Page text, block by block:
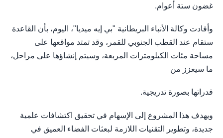
غضون ستة أعوام.
وأفادت وكالة الأنباء البريطانية "بي إيه ميديا"، اليوم، بأن القاعدة
ستقام عند القطب الجنوبي للقمر، وقد تمتد مواقعها على
مساحة مئات الكيلومترات المربعة، وسيتم إنشاؤها على مراحل،
ما سيعزز من
قدراتها بصورة تدريجية.
ويهدف هذا المشروع إلى الإسهام في تحقيق اكتشافات علمية
جديدة، وتطوير التقنيات اللازمة لبعثات الفضاء العميق في